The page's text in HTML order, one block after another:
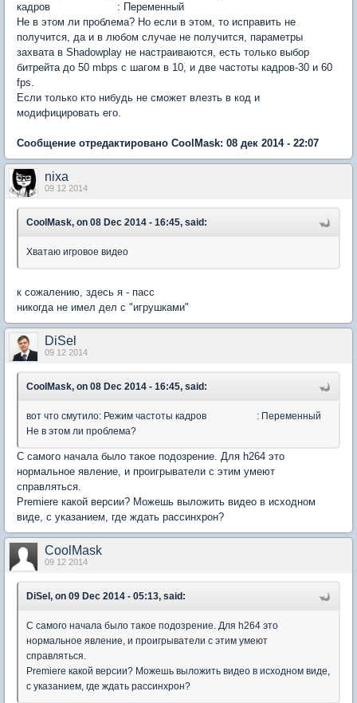
кадров : Переменный
Не в этом ли проблема? Но если в этом, то исправить не
получится, да и в любом случае не получится, параметры
захвата в Shadowplay не настраиваются, есть только выбор
битрейта до 50 mbps с шагом в 10, и две частоты кадров-30 и 60
fps.
Если только кто нибудь не сможет влезть в код и
модифицировать его.
Сообщение отредактировано CoolMask: 08 дек 2014 - 22:07
nixa
09 12 2014
CoolMask, on 08 Dec 2014 - 16:45, said:
Хватаю игровое видео
к сожалению, здесь я - пасс
никогда не имел дел с "игрушками"
DiSel
09 12 2014
CoolMask, on 08 Dec 2014 - 16:45, said:
вот что смутило: Режим частоты кадров : Переменный
Не в этом ли проблема?
С самого начала было такое подозрение. Для h264 это
нормальное явление, и проигрыватели с этим умеют
справляться.
Premiere какой версии? Можешь выложить видео в исходном
виде, с указанием, где ждать рассинхрон?
CoolMask
09 12 2014
DiSel, on 09 Dec 2014 - 05:13, said:
С самого начала было такое подозрение. Для h264 это
нормальное явление, и проигрыватели с этим умеют
справляться.
Premiere какой версии? Можешь выложить видео в исходном виде,
с указанием, где ждать рассинхрон?